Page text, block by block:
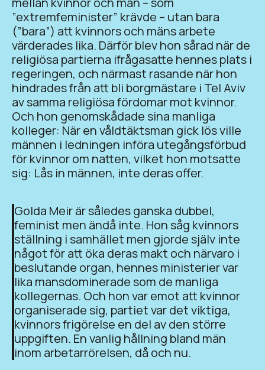
”extremfeminister” krävde – utan bara
(”bara”) att kvinnors och mäns arbete
värderades lika. Därför blev hon sårad när de
religiösa partierna ifrågasatte hennes plats i
regeringen, och närmast rasande när hon
hindrades från att bli borgmästare i Tel Aviv
av samma religiösa fördomar mot kvinnor.
Och hon genomskådade sina manliga
kolleger: När en våldtäktsman gick lös ville
männen i ledningen införa utegångsförbud
för kvinnor om natten, vilket hon motsatte
sig: Lås in männen, inte deras offer.
Golda Meir är således ganska dubbel,
feminist men ändå inte. Hon såg kvinnors
ställning i samhället men gjorde själv inte
något för att öka deras makt och närvaro i
beslutande organ, hennes ministerier var
lika mansdominerade som de manliga
kollegernas. Och hon var emot att kvinnor
organiserade sig, partiet var det viktiga,
kvinnors frigörelse en del av den större
uppgiften. En vanlig hållning bland män
inom arbetarrörelsen, då och nu.